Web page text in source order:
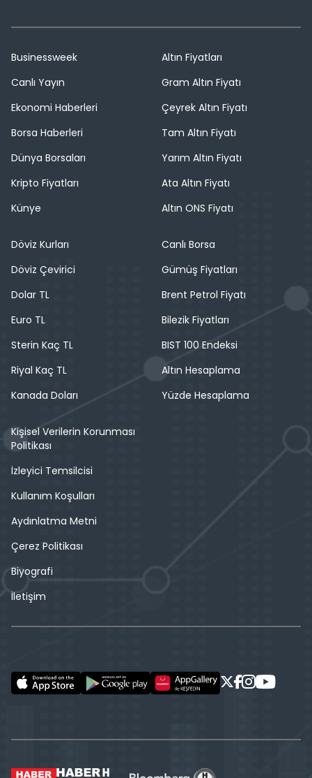
Businessweek
Canlı Yayın
Ekonomi Haberleri
Borsa Haberleri
Dünya Borsaları
Kripto Fiyatları
Künye
Altın Fiyatları
Gram Altın Fiyatı
Çeyrek Altın Fiyatı
Tam Altın Fiyatı
Yarım Altın Fiyatı
Ata Altın Fiyatı
Altın ONS Fiyatı
Döviz Kurları
Döviz Çevirici
Dolar TL
Euro TL
Sterin Kaç TL
Riyal Kaç TL
Kanada Doları
Canlı Borsa
Gümüş Fiyatları
Brent Petrol Fiyatı
Bilezik Fiyatları
BIST 100 Endeksi
Altın Hesaplama
Yüzde Hesaplama
Kişisel Verilerin Korunması
Politikası
İzleyici Temsilcisi
Kullanım Koşulları
Aydınlatma Metni
Çerez Politikası
Biyografi
İletişim